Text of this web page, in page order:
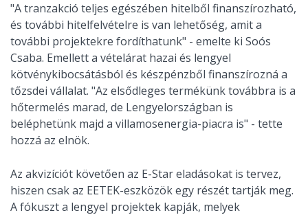
"A tranzakció teljes egészében hitelből finanszírozható,
és további hitelfelvételre is van lehetőség, amit a
további projektekre fordíthatunk" - emelte ki Soós
Csaba. Emellett a vételárat hazai és lengyel
kötvénykibocsátásból és készpénzből finanszírozná a
tőzsdei vállalat. "Az elsődleges termékünk továbbra is a
hőtermelés marad, de Lengyelországban is
beléphetünk majd a villamosenergia-piacra is" - tette
hozzá az elnök.
Az akvizíciót követően az E-Star eladásokat is tervez,
hiszen csak az EETEK-eszközök egy részét tartják meg.
A fókuszt a lengyel projektek kapják, melyek